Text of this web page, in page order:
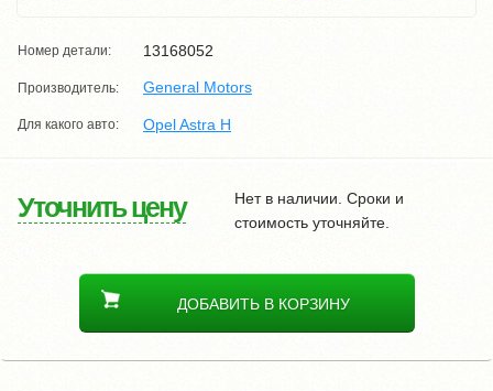
Номер детали: 13168052
Производитель: General Motors
Для какого авто: Opel Astra H
Уточнить цену
Нет в наличии. Сроки и
стоимость уточняйте.
ДОБАВИТЬ В КОРЗИНУ